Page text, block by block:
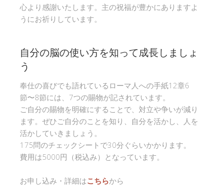
心より感謝いたします。主の祝福が豊かにありますよ
うにお祈りしています。
自分の脳の使い方を知って成長しましょ
う
奉仕の喜びでも語れているローマ人への手紙12章6
節〜8節には、7つの賜物が記されています。
ご自分の賜物を明確にすることで、対立や争いが減り
ます。ぜひご自分のことを知り、自分を活かし、人を
活かしていきましょう。
175問のチェックシートで30分ぐらいかかります。
費用は5000円（税込み）となっています。
お申し込み・詳細はこちらから